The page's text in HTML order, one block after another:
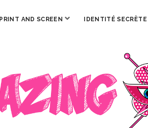
PRINT AND SCREEN ouvrir IDENTITÉ SECRÈTE